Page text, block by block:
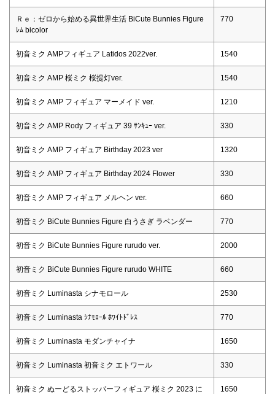
Ｒｅ：ゼロから始める異世界生活 BiCute Bunnies Figure
ﾚﾑ bicolor
770
初音ミク AMPフィギュア Latidos 2022ver. 1540
初音ミク AMP 桜ミク 桜提灯ver. 1540
初音ミク AMP フィギュア マーメイド ver. 1210
初音ミク AMP Rody フィギュア 39 ｻﾝｷｭｰ ver. 330
初音ミク AMP フィギュア Birthday 2023 ver 1320
初音ミク AMP フィギュア Birthday 2024 Flower 330
初音ミク AMP フィギュア メルヘン ver. 660
初音ミク BiCute Bunnies Figure 白うさぎ ラベンダー 770
初音ミク BiCute Bunnies Figure rurudo ver. 2000
初音ミク BiCute Bunnies Figure rurudo WHITE 660
初音ミク Luminasta シナモロール 2530
初音ミク Luminasta ｼﾅﾓﾛｰﾙ ﾎﾜｲﾄﾄﾞﾚｽ 770
初音ミク Luminasta モダンチャイナ 1650
初音ミク Luminasta 初音ミク エトワール 330
初音ミク ぬーどるストッパーフィギュア 桜ミク 2023 に
1650